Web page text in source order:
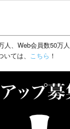
人、Web会員数50万
いては、 こちら ！